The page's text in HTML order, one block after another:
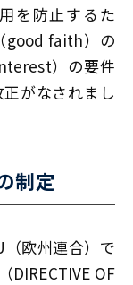
を防止するた
good faith）の
）の要件
がなされまし
制定
（欧州連合）で
DIRECTIVE OF